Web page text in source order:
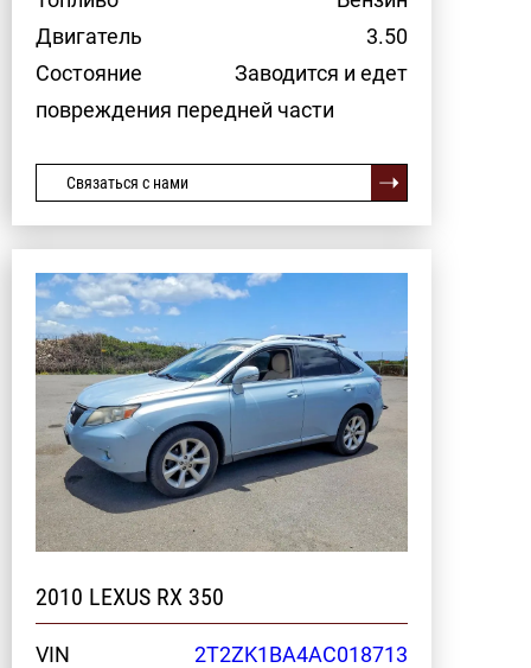
Двигатель
3.50
Состояние
Заводится и едет
повреждения передней части
Связаться с нами
2010 LEXUS RX 350
VIN
2T2ZK1BA4AC018713